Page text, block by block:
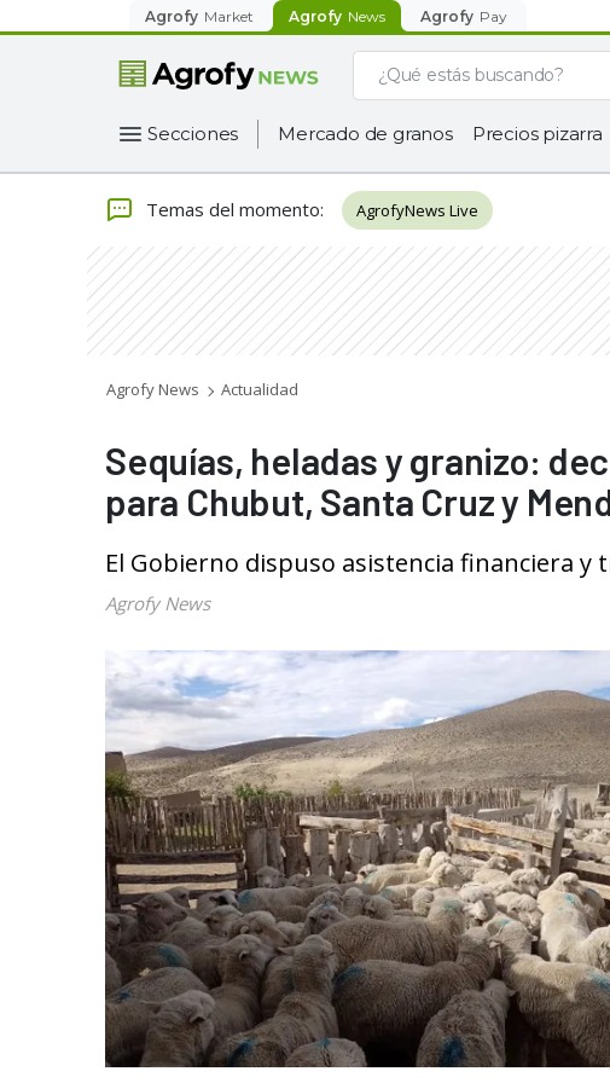
Agrofy Market Agrofy News Agrofy Pay
Secciones Mercado de granos Precios pizarra
Temas del momento: AgrofyNews Live
Agrofy News Actualidad
Sequías, heladas y granizo:
para Chubut, Santa Cruz y
El Gobierno dispuso asistencia financiera
Agrofy News